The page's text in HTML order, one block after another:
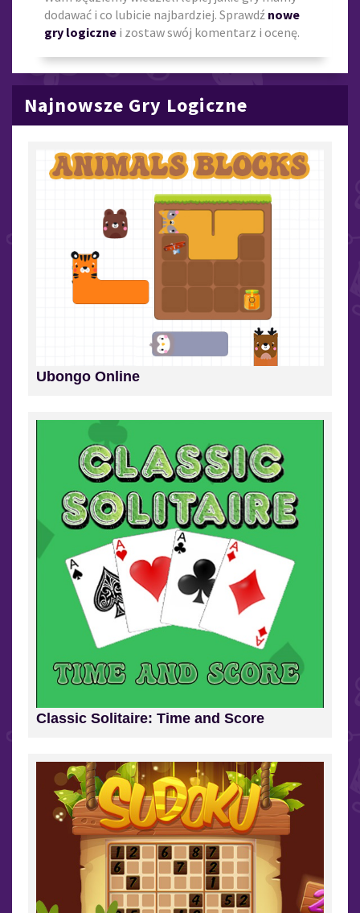
dodawać i co lubicie najbardziej. Sprawdź nowe
gry logiczne i zostaw swój komentarz i ocenę.
Najnowsze Gry Logiczne
Ubongo Online
Classic Solitaire: Time and Score